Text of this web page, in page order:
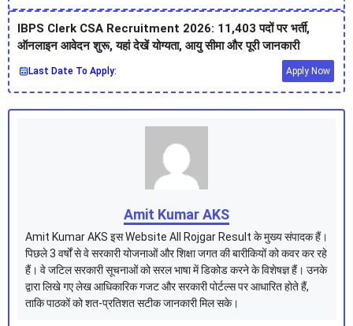
IBPS Clerk CSA Recruitment 2026: 11,403 पदों पर भर्ती,
ऑनलाइन आवेदन शुरू, यहां देखें योग्यता, आयु सीमा और पूरी जानकारी
Last Date To Apply: Apply Now
Amit Kumar AKS
Amit Kumar AKS इस Website All Rojgar Result के मुख्य संपादक हैं।
पिछले 3 वर्षों से वे सरकारी योजनाओं और शिक्षा जगत की बारीकियों को कवर कर रहे
हैं। वे जटिल सरकारी सूचनाओं को सरल भाषा में डिकोड करने के विशेषज्ञ हैं। उनके
द्वारा लिखे गए लेख आधिकारिक गजट और सरकारी पोर्टल्स पर आधारित होते हैं,
ताकि पाठकों को शत-प्रतिशत सटीक जानकारी मिल सके।